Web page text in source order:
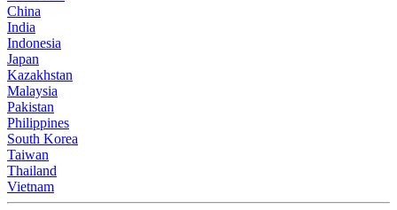
China
India
Indonesia
Japan
Kazakhstan
Malaysia
Pakistan
Philippines
South Korea
Taiwan
Thailand
Vietnam